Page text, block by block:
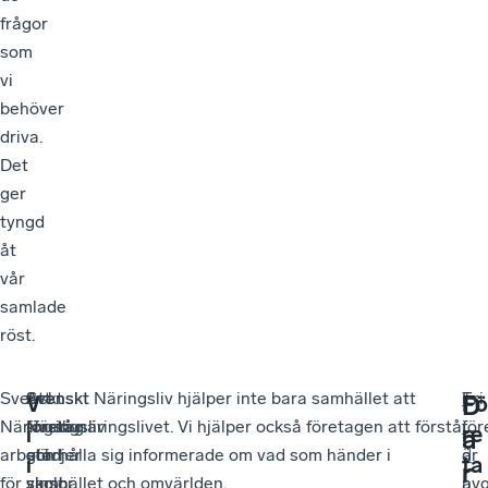
frågor
som
vi
behöver
driva.
Det
ger
tyngd
åt
vår
samlade
röst.
Svenskt
Näringsliv
arbetar
för
Att
företag
gör
vinst
Svenskt
Näringsliv
stödjer
skolor
V
i
i
Svenskt Näringsliv hjälper inte bara samhället att
förstå näringslivet. Vi hjälper också företagen att förstå
och hålla sig informerade om vad som händer i
samhället och omvärlden.
T
i
d
n
D
ä
r
Fri
är
Fö
re
ta